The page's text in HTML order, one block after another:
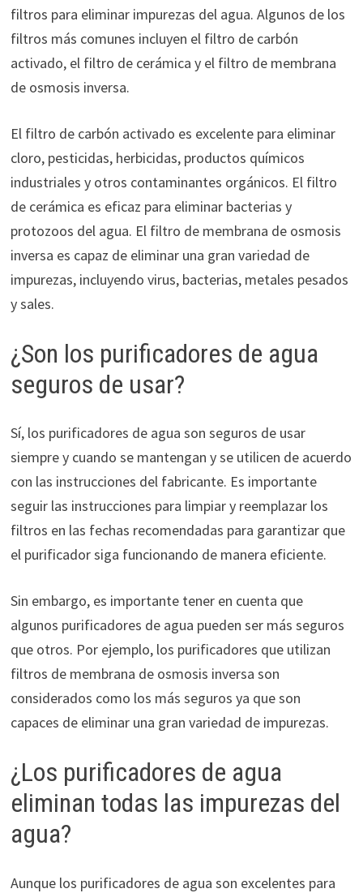
filtros para eliminar impurezas del agua. Algunos de los
filtros más comunes incluyen el filtro de carbón
activado, el filtro de cerámica y el filtro de membrana
de osmosis inversa.
El filtro de carbón activado es excelente para eliminar
cloro, pesticidas, herbicidas, productos químicos
industriales y otros contaminantes orgánicos. El filtro
de cerámica es eficaz para eliminar bacterias y
protozoos del agua. El filtro de membrana de osmosis
inversa es capaz de eliminar una gran variedad de
impurezas, incluyendo virus, bacterias, metales pesados
y sales.
¿Son los purificadores de agua
seguros de usar?
Sí, los purificadores de agua son seguros de usar
siempre y cuando se mantengan y se utilicen de acuerdo
con las instrucciones del fabricante. Es importante
seguir las instrucciones para limpiar y reemplazar los
filtros en las fechas recomendadas para garantizar que
el purificador siga funcionando de manera eficiente.
Sin embargo, es importante tener en cuenta que
algunos purificadores de agua pueden ser más seguros
que otros. Por ejemplo, los purificadores que utilizan
filtros de membrana de osmosis inversa son
considerados como los más seguros ya que son
capaces de eliminar una gran variedad de impurezas.
¿Los purificadores de agua
eliminan todas las impurezas del
agua?
Aunque los purificadores de agua son excelentes para